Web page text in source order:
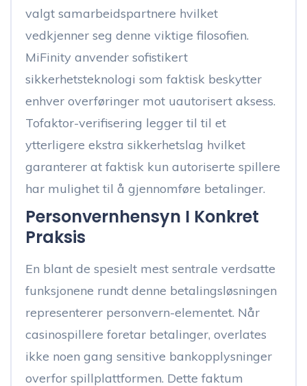
valgt samarbeidspartnere hvilket
vedkjenner seg denne viktige filosofien.
MiFinity anvender sofistikert
sikkerhetsteknologi som faktisk beskytter
enhver overføringer mot uautorisert aksess.
Tofaktor-verifisering legger til til et
ytterligere ekstra sikkerhetslag hvilket
garanterer at faktisk kun autoriserte spillere
har mulighet til å gjennomføre betalinger.
Personvernhensyn I Konkret
Praksis
En blant de spesielt mest sentrale verdsatte
funksjonene rundt denne betalingsløsningen
representerer personvern-elementet. Når
casinospillere foretar betalinger, overlates
ikke noen gang sensitive bankopplysninger
overfor spillplattformen. Dette faktum